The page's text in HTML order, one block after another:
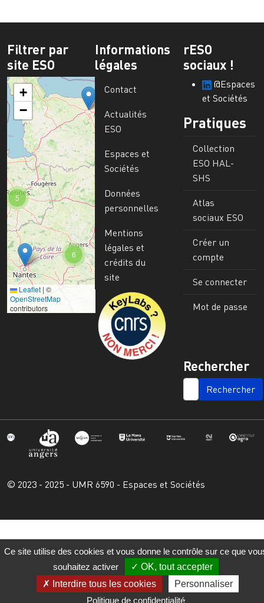
Filtrer par
site ESO
6
5
+
−
Leaflet | ©
OpenStreetMap
contributors
Informations
légales
Contact
Actualités
ESO
Espaces et
Sociétés
Données
personnelles
Mentions
légales et
crédits du
site
Image
rESO
sociaux !
@Espaces
et Sociétés
Pratiques
Collection
ESO HAL-
SHS
Atlas
sociaux ESO
Créer un
compte
Se connecter
Mot de passe
Rechercher
SEARCH
© 2023 - 2025 - UMR 6590 - Espaces et Sociétés
Ce site utilise des cookies et vous donne le contrôle sur ce que
souhaitez activer
OK, tout accepter
Interdire tous les cookies
Personnaliser
Politique de confidentialité